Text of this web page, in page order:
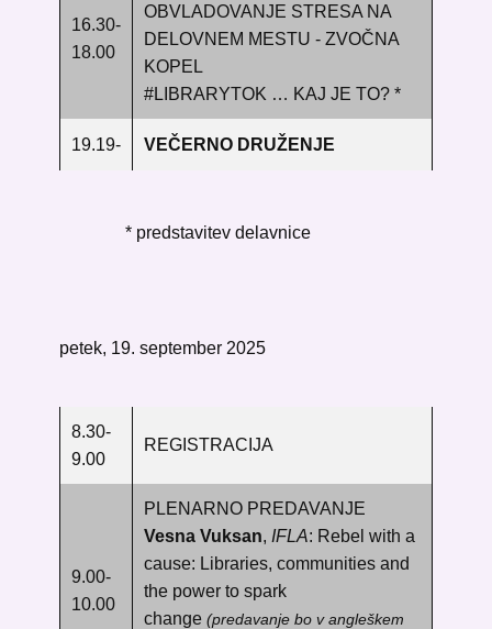
16.30-
18.00
OBVLADOVANJE STRESA NA
DELOVNEM MESTU - ZVOČNA
KOPEL
#LIBRARYTOK … KAJ JE TO? *
19.19- VEČERNO DRUŽENJE
* predstavitev delavnice
petek, 19. september 2025
8.30-
9.00
REGISTRACIJA
9.00-
10.00
PLENARNO PREDAVANJE
Vesna Vuksan, IFLA: Rebel with a
cause: Libraries, communities and
the power to spark
change (predavanje bo v angleškem